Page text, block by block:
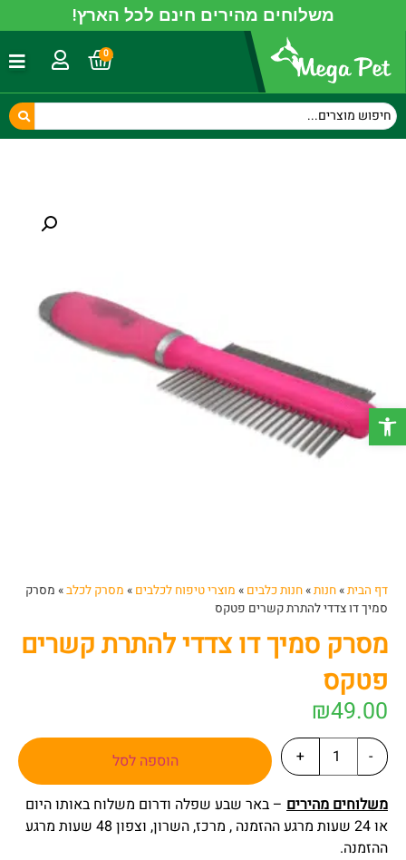
פתח סרגל נגישות
משלוחים מהירים חינם לכל הארץ!
0
דף הבית»חנות»חנות כלבים » מוצרי טיפוח לכלבים » מסרק לכלב» מסרק
סמיך דו צדדי להתרת קשרים פטקס
מסרק סמיך דו צדדי להתרת קשרים
פטקס
₪49.00
-
+
הוספה לסל
משלוחים מהירים – באר שבע שפלה ודרום משלוח באותו היום
או 24 שעות מרגע ההזמנה , מרכז, השרון, וצפון 48 שעות מרגע
ההזמנה.